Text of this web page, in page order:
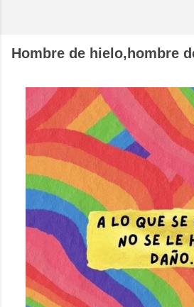
Hombre de hielo,hombre